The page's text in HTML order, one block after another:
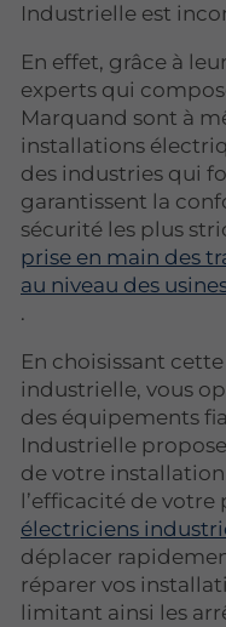
Industrielle est
En effet, grâce à
experts qui
Marquand sont à
installations
des industries qui
garantissent la
sécurité les plus
prise en main des
au niveau des
.
En choisissant
industrielle, vous
des équipements
Industrielle
de votre
l’efficacité de votre
électriciens
déplacer
réparer vos
limitant ainsi les